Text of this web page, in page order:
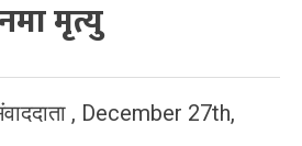
मृत्यु
, December 27th,